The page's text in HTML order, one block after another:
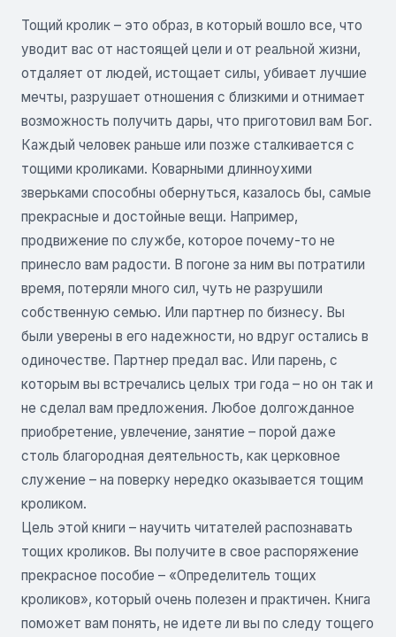
Тощий кролик – это образ, в который вошло все, что
уводит вас от настоящей цели и от реальной жизни,
отдаляет от людей, истощает силы, убивает лучшие
мечты, разрушает отношения с близкими и отнимает
возможность получить дары, что приготовил вам Бог.
Каждый человек раньше или позже сталкивается с
тощими кроликами. Коварными длинноухими
зверьками способны обернуться, казалось бы, самые
прекрасные и достойные вещи. Например,
продвижение по службе, которое почему-то не
принесло вам радости. В погоне за ним вы потратили
время, потеряли много сил, чуть не разрушили
собственную семью. Или партнер по бизнесу. Вы
были уверены в его надежности, но вдруг остались в
одиночестве. Партнер предал вас. Или парень, с
которым вы встречались целых три года – но он так и
не сделал вам предложения. Любое долгожданное
приобретение, увлечение, занятие – порой даже
столь благородная деятельность, как церковное
служение – на поверку нередко оказывается тощим
кроликом.
Цель этой книги – научить читателей распознавать
тощих кроликов. Вы получите в свое распоряжение
прекрасное пособие – «Определитель тощих
кроликов», который очень полезен и практичен. Книга
поможет вам понять, не идете ли вы по следу тощего